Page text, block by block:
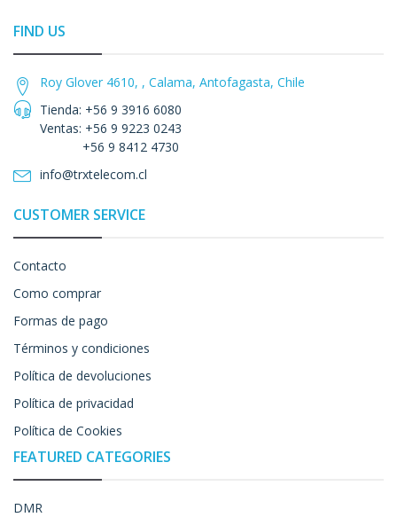
FIND US
Roy Glover 4610, , Calama, Antofagasta, Chile
Tienda: +56 9 3916 6080
Ventas: +56 9 9223 0243
+56 9 8412 4730
info@trxtelecom.cl
CUSTOMER SERVICE
Contacto
Como comprar
Formas de pago
Términos y condiciones
Política de devoluciones
Política de privacidad
Política de Cookies
FEATURED CATEGORIES
DMR